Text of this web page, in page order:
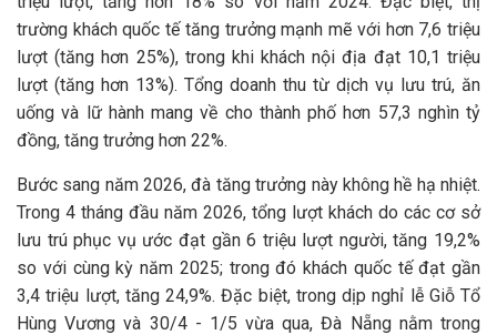
trường khách quốc tế tăng trưởng mạnh mẽ với hơn 7,6 triệu
lượt (tăng hơn 25%), trong khi khách nội địa đạt 10,1 triệu
lượt (tăng hơn 13%). Tổng doanh thu từ dịch vụ lưu trú, ăn
uống và lữ hành mang về cho thành phố hơn 57,3 nghìn tỷ
đồng, tăng trưởng hơn 22%.
Bước sang năm 2026, đà tăng trưởng này không hề hạ nhiệt.
Trong 4 tháng đầu năm 2026, tổng lượt khách do các cơ sở
lưu trú phục vụ ước đạt gần 6 triệu lượt người, tăng 19,2%
so với cùng kỳ năm 2025; trong đó khách quốc tế đạt gần
3,4 triệu lượt, tăng 24,9%. Đặc biệt, trong dịp nghỉ lễ Giỗ Tổ
Hùng Vương và 30/4 - 1/5 vừa qua, Đà Nẵng nằm trong